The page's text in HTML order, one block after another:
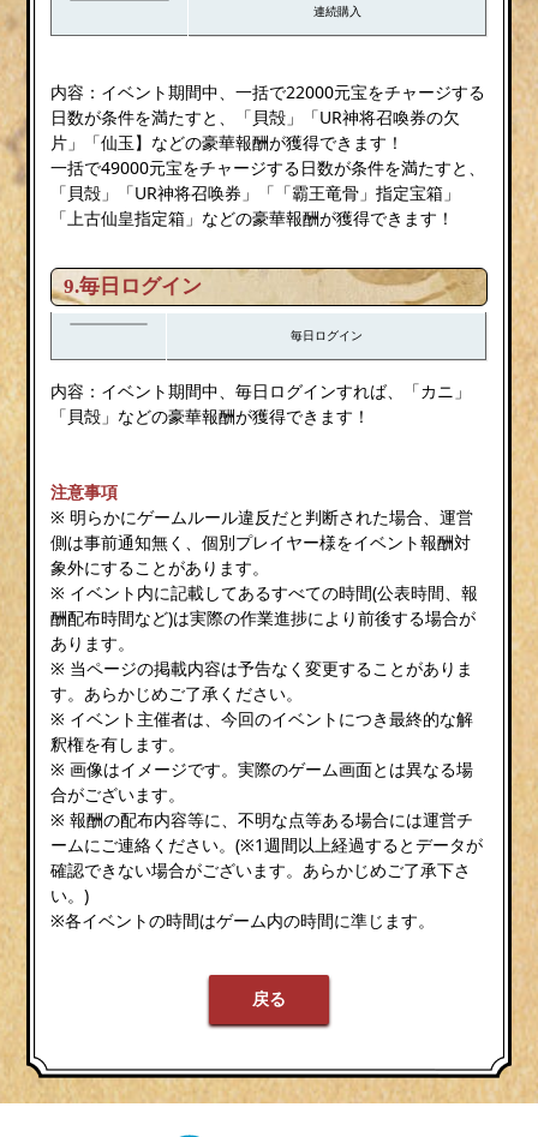
連続購入
内容：イベント期間中、一括で22000元宝をチャージする
日数が条件を満たすと、「貝殻」「UR神将召喚券の欠
片」「仙玉】などの豪華報酬が獲得できます！
一括で49000元宝をチャージする日数が条件を満たすと、
「貝殻」「UR神将召唤券」「「霸王竜骨」指定宝箱」
「上古仙皇指定箱」などの豪華報酬が獲得できます！
9.毎日ログイン
毎日ログイン
内容：イベント期間中、毎日ログインすれば、「カニ」
「貝殻」などの豪華報酬が獲得できます！
注意事項
※ 明らかにゲームルール違反だと判断された場合、運営
側は事前通知無く、個別プレイヤー様をイベント報酬対
象外にすることがあります。
※ イベント内に記載してあるすべての時間(公表時間、報
酬配布時間など)は実際の作業進捗により前後する場合が
あります。
※ 当ページの掲載内容は予告なく変更することがありま
す。あらかじめご了承ください。
※ イベント主催者は、今回のイベントにつき最終的な解
釈権を有します。
※ 画像はイメージです。実際のゲーム画面とは異なる場
合がございます。
※ 報酬の配布内容等に、不明な点等ある場合には運営チ
ームにご連絡ください。(※1週間以上経過するとデータが
確認できない場合がございます。あらかじめご了承下さ
い。)
※各イベントの時間はゲーム内の時間に準じます。
戻る